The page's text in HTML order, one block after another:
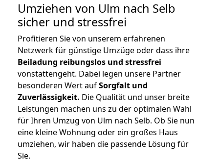
Umziehen von Ulm nach Selb
sicher und stressfrei
Profitieren Sie von unserem erfahrenen
Netzwerk für günstige Umzüge oder dass ihre
Beiladung reibungslos und stressfrei
vonstattengeht. Dabei legen unsere Partner
besonderen Wert aufSorgfalt und
Zuverlässigkeit. Die Qualität und unser breite
Leistungen machen uns zu der optimalen Wahl
für Ihren Umzug von Ulm nach Selb. Ob Sie nun
eine kleine Wohnung oder ein großes Haus
umziehen, wir haben die passende Lösung für
Sie.